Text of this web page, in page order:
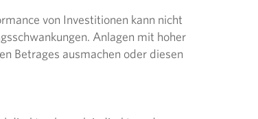
von Investitionen kann nicht
Anlagen mit hoher
Betrages ausmachen oder diesen